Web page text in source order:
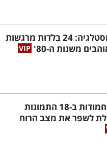
אין על נוסטלגיה: 24 בלדות מרגשות
משנות ה-80'
החיות החמודות ב-18 התמונות
לשפר את מצב הרוח